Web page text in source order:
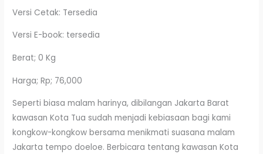
Versi Cetak: Tersedia
Versi E-book: tersedia
Berat; 0 Kg
Harga; Rp; 76,000
Seperti biasa malam harinya, dibilangan Jakarta Barat
kawasan Kota Tua sudah menjadi kebiasaan bagi kami
kongkow-kongkow bersama menikmati suasana malam
Jakarta tempo doeloe. Berbicara tentang kawasan Kota